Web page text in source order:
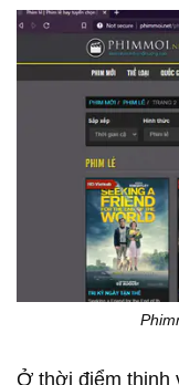
Ở thời điểm thịnh